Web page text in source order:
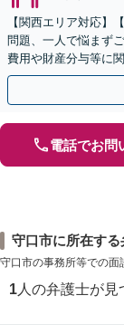
【関西エリア対応】
問題、一人で悩まず
費用や財産分与等に
歩を全力でサポート
電話でお問
守口市に所在する
守口市の事務所等での面
1 人の弁護士が見